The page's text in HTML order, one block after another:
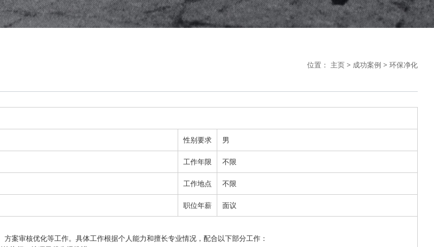
位置： 主页 > 成功案例 > 环保净化
性别要求 男
工作年限 不限
工作地点 不限
职位年薪 面议
案审核优化等工作。具体工作根据个人能力和擅长专业情况，配合以下部分工作：